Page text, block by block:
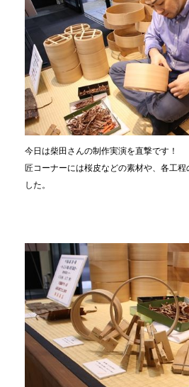
今日は柴田さんの制作実演を直撃です！
匠コーナーには桜皮などの素材や、各工程
した。